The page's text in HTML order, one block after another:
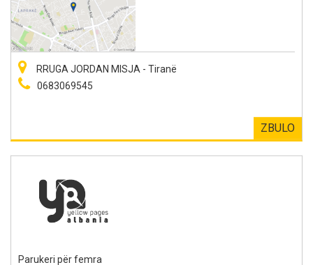
RRUGA JORDAN MISJA - Tiranë
0683069545
ZBULO
Parukeri për femra